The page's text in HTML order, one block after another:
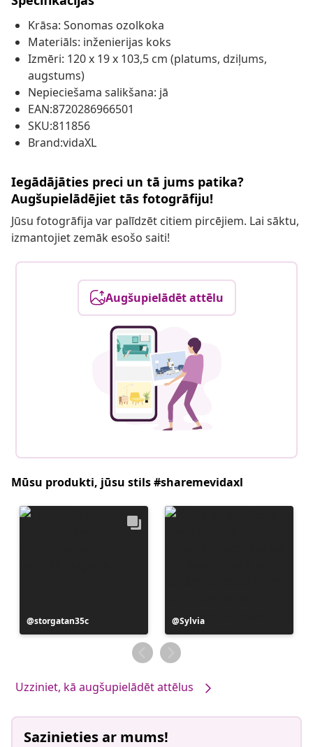
Krāsa: Sonomas ozolkoka
Materiāls: inženierijas koks
Izmēri: 120 x 19 x 103,5 cm (platums, dziļums,
augstums)
Nepieciešama salikšana: jā
EAN:8720286966501
SKU:811856
Brand:vidaXL
Iegādājāties preci un tā jums patika?
Augšupielādējiet tās fotogrāfiju!
Jūsu fotogrāfija var palīdzēt citiem pircējiem. Lai sāktu,
izmantojiet zemāk esošo saiti!
Augšupielādēt attēlu
Mūsu produkti, jūsu stils #sharemevidaxl
Ierakstu
publicējis
storgatan35c
Ierakstu
publicējis
Sylvia
Uzziniet, kā augšupielādēt attēlus
Sazinieties ar mums!